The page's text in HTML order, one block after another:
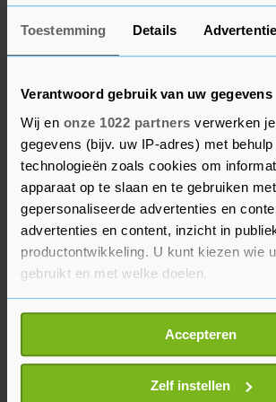
Toestemming Details
Verantwoord gebruik van uw gegevens
Wij en onze 1022 partners verwerken
gegevens (bijv. uw IP-adres) met behulp
technologieën zoals cookies om
apparaat op te slaan en te gebruiken
gepersonaliseerde advertenties en
advertenties en content, inzicht in
productontwikkeling. U kunt kiezen wie
gebruikt en met welke doelen.
Als u het toestaat, willen we ook graag:
Informatie verzamelen over uw
locatie, die tot een paar meter
Uw apparaat identificeren door
Accepteren
Zelf instellen
Bank of America werd bijna 5
waard na publicatie van
waren dan verwacht. Caterpillar
bijna 1 procent. De Amerikaanse
onder meer graafmachines,
mijnbouwtrucks maakte bekend dat
topman Jim Umpleby wordt
Creed. Umpleby blijft aan als
voorzitter.
Netflix klom een kleine 4 procent.
Wall Street Journal wil de
omzet tegen 2030 verdubbelen.
op een beurswaarde van 1 biljoen